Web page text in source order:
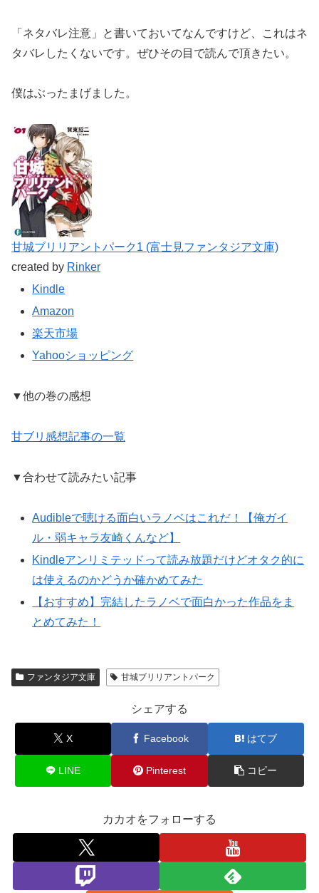
「ネタバレ注意」と書いておいてなんですけど、これはネ
タバレしたくないです。ぜひその目で読んで頂きたい。
僕はぶったまげました。
甘城ブリリアントパーク1 (富士見ファンタジア文庫)
created by Rinker
Kindle
Amazon
楽天市場
Yahooショッピング
▼他の巻の感想
甘ブリ感想記事の一覧
▼合わせて読みたい記事
Audibleで聴ける面白いラノベはこれだ！【俺ガイ
ル・弱キャラ友崎くんなど】
Kindleアンリミテッドって読み放題だけどオタク的に
は使えるのかどうか確かめてみた
【おすすめ】完結したラノベで面白かった作品をま
とめてみた！
ファンタジア文庫 甘城ブリリアントパーク
シェアする
X Facebook はてブ
LINE Pinterest コピー
カカオをフォローする